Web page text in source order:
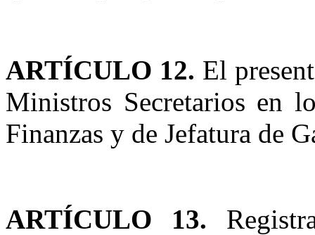
ARTÍCULO 12. El
Ministros Secretarios en
Finanzas y de Jefatura de
ARTÍCULO 13.